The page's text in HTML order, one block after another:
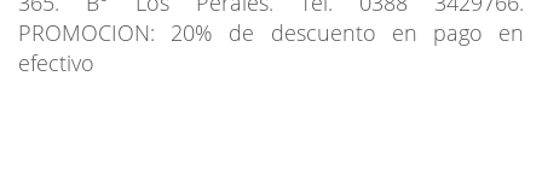
PROMOCION: 20% de descuento en pago en
efectivo